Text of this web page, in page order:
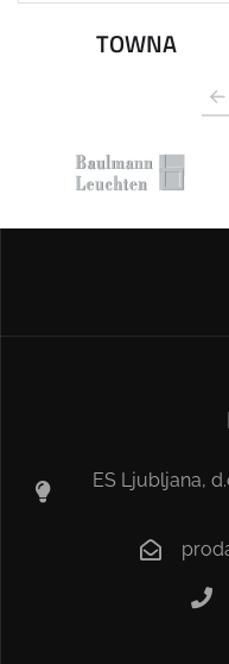
TOWNA
ES Ljubljana,